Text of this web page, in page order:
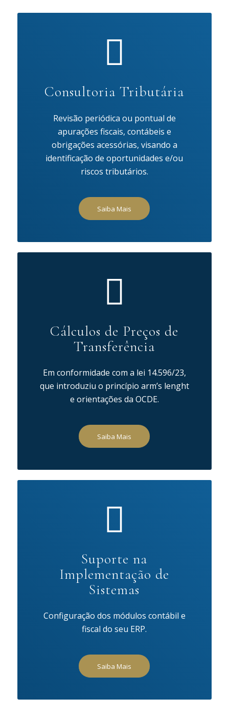
Consultoria Tributária
Revisão periódica ou pontual de
apurações fiscais, contábeis e
obrigações acessórias, visando a
identificação de oportunidades e/ou
riscos tributários.
Saiba Mais
Cálculos de Preços de
Transferência
Em conformidade com a lei 14.596/23,
que introduziu o princípio arm’s lenght
e orientações da OCDE.
Saiba Mais
Suporte na
Implementação de
Sistemas
Configuração dos módulos contábil e
fiscal do seu ERP.
Saiba Mais